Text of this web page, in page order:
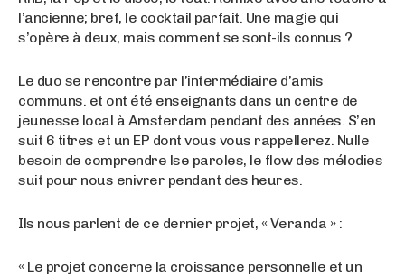
l’ancienne; bref, le cocktail parfait. Une magie qui
s’opère à deux, mais comment se sont-ils connus ?
Le duo se rencontre par l’intermédiaire d’amis
communs. et ont été enseignants dans un centre de
jeunesse local à Amsterdam pendant des années. S’en
suit 6 titres et un EP dont vous vous rappellerez. Nulle
besoin de comprendre lse paroles, le flow des mélodies
suit pour nous enivrer pendant des heures.
Ils nous parlent de ce dernier projet, « Veranda » :
« Le projet concerne la croissance personnelle et un